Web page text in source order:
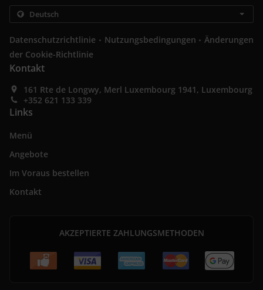
Datenschutzrichtlinie . Nutzungsbedingungen . Änderungen
der Cookie-Richtlinie
Kontakt
161 Rte de Longwy, Merl Luxembourg 1941, Luxembourg
+352 621 133 339
Links
Menü
Angebote
Im Voraus bestellen
Kontakt
AKZEPTIERTE ZAHLUNGSMETHODEN